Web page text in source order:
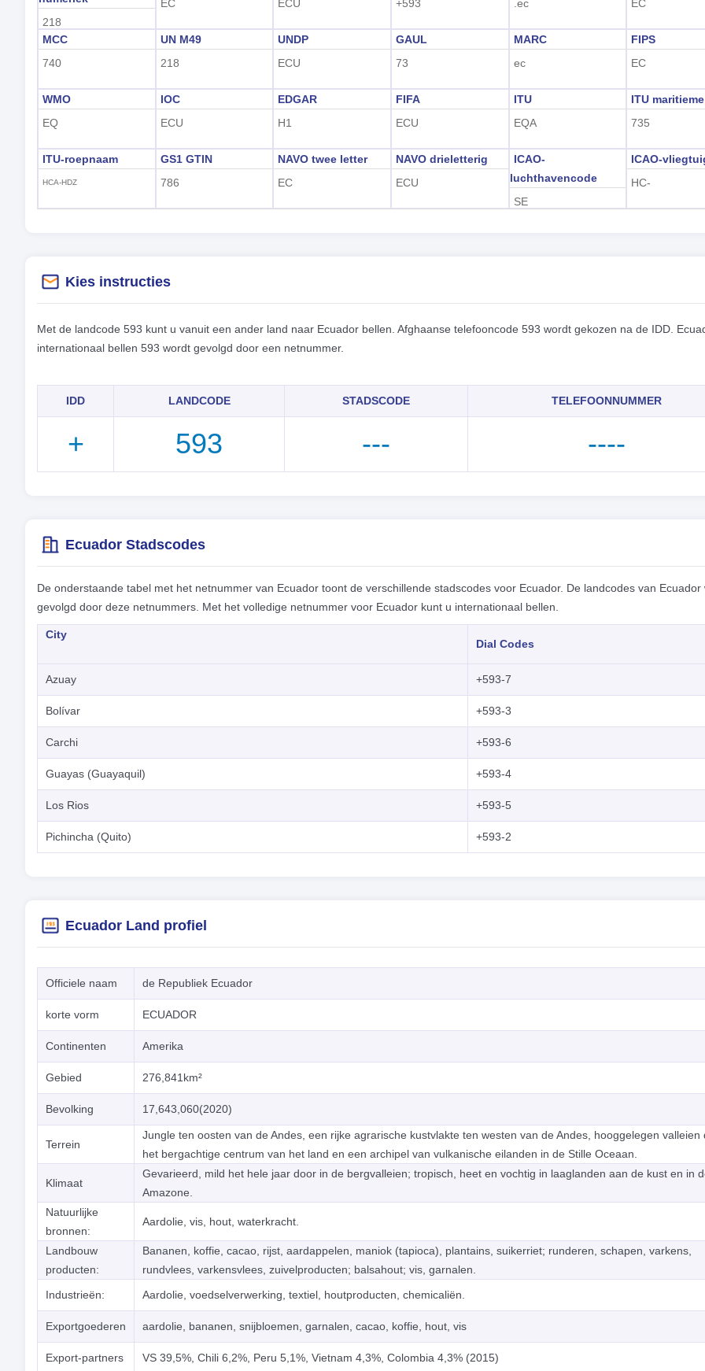
218
EC
ECU
+593
.ec
EC
MCC
740
UN M49
218
UNDP
ECU
GAUL
73
MARC
ec
FIPS
EC
WMO
EQ
IOC
ECU
EDGAR
H1
FIFA
ECU
ITU
EQA
ITU
735
ITU-roepnaam
HCA-HDZ
GS1 GTIN
786
NAVO twee letter
EC
NAVO drieletterig
ECU
ICAO-
luchthavencode
SE
ICAO-
HC-
Kies instructies
Met de landcode 593 kunt u vanuit een ander land naar Ecuador bellen. Afghaanse telefooncode 593 wordt gekozen na de IDD.
internationaal bellen 593 wordt gevolgd door een netnummer.
IDD LANDCODE STADSCODE TELEFOONNUMMER
+ 593 --- ----
Ecuador Stadscodes
De onderstaande tabel met het netnummer van Ecuador toont de verschillende stadscodes voor Ecuador. De landcodes van Ecuador
gevolgd door deze netnummers. Met het volledige netnummer voor Ecuador kunt u internationaal bellen.
City
Dial Codes
Azuay +593-7
Bolívar +593-3
Carchi +593-6
Guayas (Guayaquil) +593-4
Los Rios +593-5
Pichincha (Quito) +593-2
Ecuador Land profiel
Officiele naam de Republiek Ecuador
korte vorm ECUADOR
Continenten Amerika
Gebied 276,841km²
Bevolking 17,643,060(2020)
Terrein
Jungle ten oosten van de Andes, een rijke agrarische kustvlakte ten westen van de Andes, hooggelegen valleien
het bergachtige centrum van het land en een archipel van vulkanische eilanden in de Stille Oceaan.
Klimaat
Gevarieerd, mild het hele jaar door in de bergvalleien; tropisch, heet en vochtig in laaglanden aan de kust en in
Amazone.
Natuurlijke
bronnen:
Aardolie, vis, hout, waterkracht.
Landbouw
producten:
Bananen, koffie, cacao, rijst, aardappelen, maniok (tapioca), plantains, suikerriet; runderen, schapen, varkens,
rundvlees, varkensvlees, zuivelproducten; balsahout; vis, garnalen.
Industrieën:
Aardolie, voedselverwerking, textiel, houtproducten, chemicaliën.
Exportgoederen aardolie, bananen, snijbloemen, garnalen, cacao, koffie, hout, vis
Export-partners VS 39,5%, Chili 6,2%, Peru 5,1%, Vietnam 4,3%, Colombia 4,3% (2015)